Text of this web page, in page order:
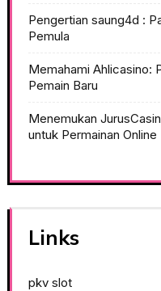
Pengertian saung4d :
Pemula
Memahami Ahlicasino:
Pemain Baru
Menemukan
untuk Permainan Online
Links
pkv slot